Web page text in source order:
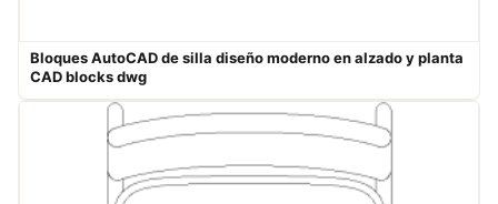
Bloques AutoCAD de silla diseño moderno en alzado y planta​
CAD blocks dwg